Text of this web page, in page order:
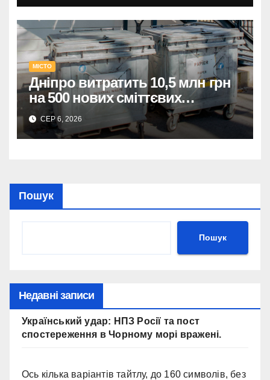
відеоспостереження за прямим
договором після невдалих
торгів.
МІСТО
Дніпро витратить 10,5 млн грн
на 500 нових сміттєвих
контейнерів.
СЕР 6, 2026
Пошук
Пошук
Недавні записи
Український удар: НПЗ Росії та пост
спостереження в Чорному морі вражені.
Ось кілька варіантів тайтлу, до 160 символів, без